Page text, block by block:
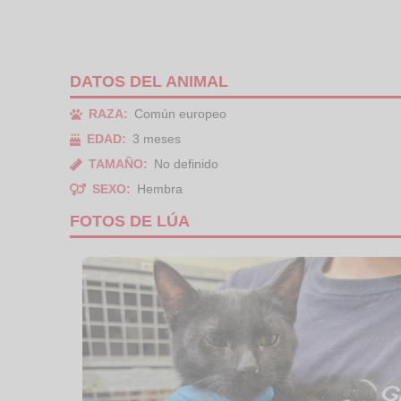
DATOS DEL ANIMAL
RAZA:
Común europeo
EDAD:
3 meses
TAMAÑO:
No definido
SEXO:
Hembra
FOTOS DE LÚA